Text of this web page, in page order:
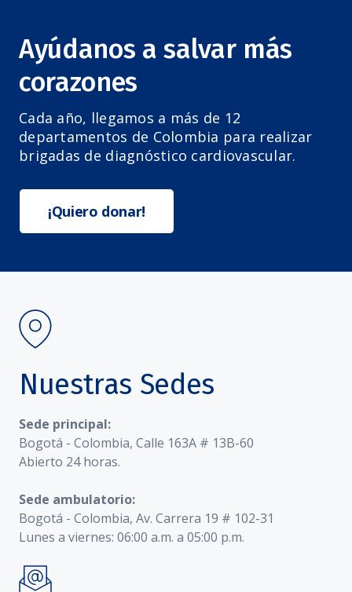
Ayúdanos a salvar más
corazones
Cada año, llegamos a más de 12
departamentos de Colombia para realizar
brigadas de diagnóstico cardiovascular.
¡Quiero donar!
Nuestras Sedes
Sede principal:
Bogotá - Colombia, Calle 163A # 13B-60
Abierto 24 horas.
Sede ambulatorio:
Bogotá - Colombia, Av. Carrera 19 # 102-31
Lunes a viernes: 06:00 a.m. a 05:00 p.m.